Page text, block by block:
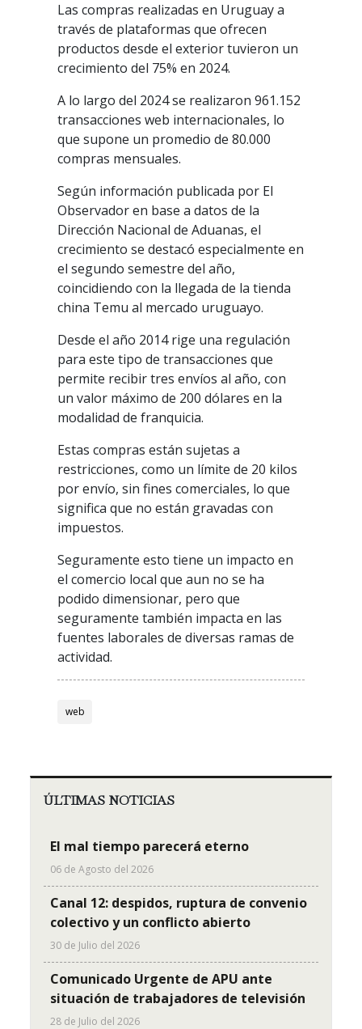
Las compras realizadas en Uruguay a
través de plataformas que ofrecen
productos desde el exterior tuvieron un
crecimiento del 75% en 2024.
A lo largo del 2024 se realizaron 961.152
transacciones web internacionales, lo
que supone un promedio de 80.000
compras mensuales.
Según información publicada por El
Observador en base a datos de la
Dirección Nacional de Aduanas, el
crecimiento se destacó especialmente en
el segundo semestre del año,
coincidiendo con la llegada de la tienda
china Temu al mercado uruguayo.
Desde el año 2014 rige una regulación
para este tipo de transacciones que
permite recibir tres envíos al año, con
un valor máximo de 200 dólares en la
modalidad de franquicia.
Estas compras están sujetas a
restricciones, como un límite de 20 kilos
por envío, sin fines comerciales, lo que
significa que no están gravadas con
impuestos.
Seguramente esto tiene un impacto en
el comercio local que aun no se ha
podido dimensionar, pero que
seguramente también impacta en las
fuentes laborales de diversas ramas de
actividad.
web
ÚLTIMAS NOTICIAS
El mal tiempo parecerá eterno
06 de Agosto del 2026
Canal 12: despidos, ruptura de convenio
colectivo y un conflicto abierto
30 de Julio del 2026
Comunicado Urgente de APU ante
situación de trabajadores de televisión
28 de Julio del 2026